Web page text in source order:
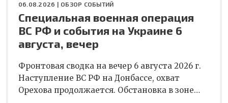
06.08.2026 | ОБЗОР СОБЫТИЙ
Специальная военная операция
ВС РФ и события на Украине 6
августа, вечер
Фронтовая сводка на вечер 6 августа 2026 г.
Наступление ВС РФ на Донбассе, охват
Орехова продолжается. Обстановка в зоне…